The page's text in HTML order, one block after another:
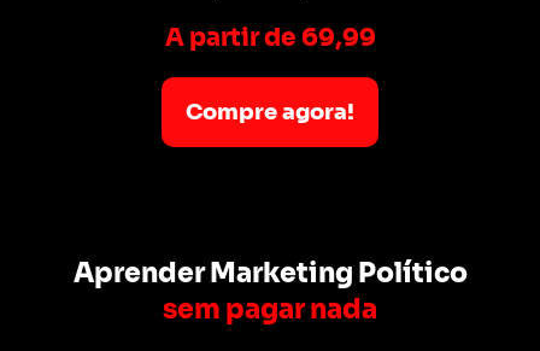
A partir de 69,99
Compre agora!
Aprender Marketing Político
sem pagar nada